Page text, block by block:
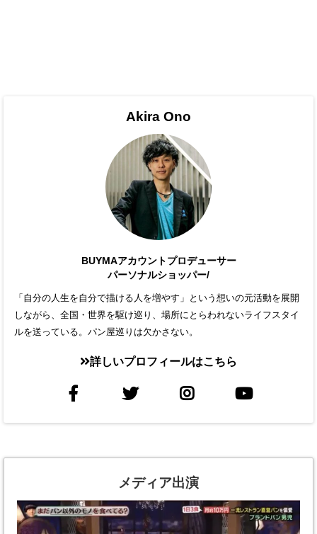
Akira Ono
BUYMAアカウントプロデューサー
パーソナルショッパー/
「自分の人生を自分で描ける人を増やす」という想いの元活動を展開
しながら、全国・世界を駆け巡り、場所にとらわれないライフスタイ
ルを送っている。パン屋巡りは欠かさない。
詳しいプロフィールはこちら
メディア出演